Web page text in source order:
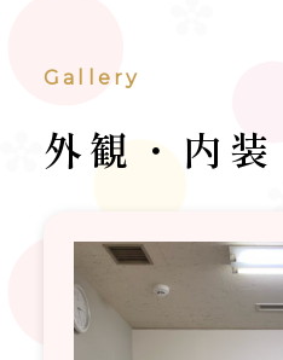
Gallery
外観・内装